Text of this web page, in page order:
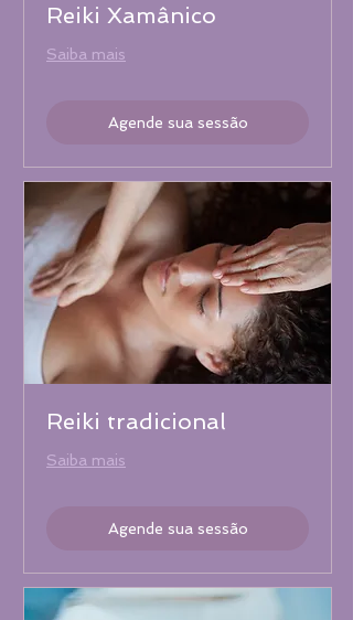
Reiki Xamânico
Saiba mais
Agende sua sessão
Reiki tradicional
Saiba mais
Agende sua sessão